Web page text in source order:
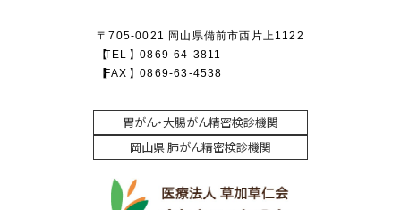
〒705-0021 岡山県備前市西片上1122
TEL
0869-64-3811
FAX
0869-63-4538
胃がん・大腸がん精密検診機関
岡山県 肺がん精密検診機関